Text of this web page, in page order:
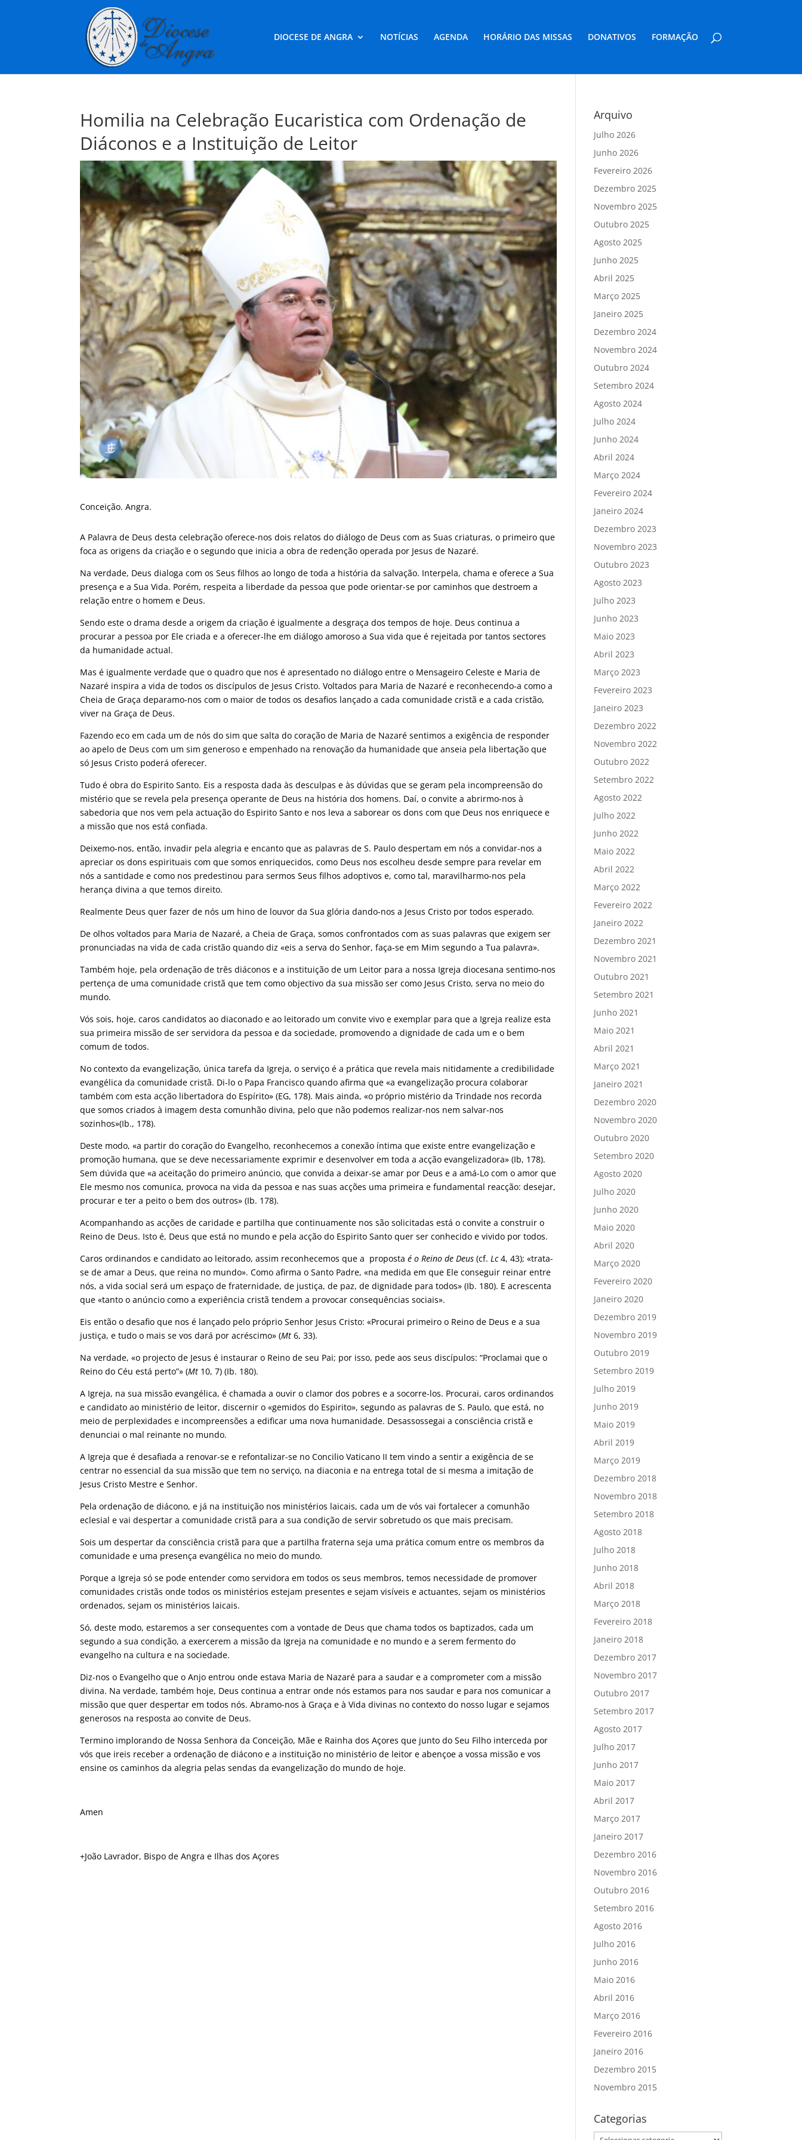
DIOCESE DE ANGRA NOTÍCIAS AGENDA HORÁRIO DAS MISSAS DONATIVOS FORMAÇÃO
Homilia na Celebração Eucaristica com Ordenação de
Diáconos e a Instituição de Leitor
Conceição. Angra.
A Palavra de Deus desta celebração oferece-nos dois relatos do diálogo de Deus com as Suas criaturas, o primeiro que
foca as origens da criação e o segundo que inicia a obra de redenção operada por Jesus de Nazaré.
Na verdade, Deus dialoga com os Seus filhos ao longo de toda a história da salvação. Interpela, chama e oferece a Sua
presença e a Sua Vida. Porém, respeita a liberdade da pessoa que pode orientar-se por caminhos que destroem a
relação entre o homem e Deus.
Sendo este o drama desde a origem da criação é igualmente a desgraça dos tempos de hoje. Deus continua a
procurar a pessoa por Ele criada e a oferecer-lhe em diálogo amoroso a Sua vida que é rejeitada por tantos sectores
da humanidade actual.
Mas é igualmente verdade que o quadro que nos é apresentado no diálogo entre o Mensageiro Celeste e Maria de
Nazaré inspira a vida de todos os discípulos de Jesus Cristo. Voltados para Maria de Nazaré e reconhecendo-a como a
Cheia de Graça deparamo-nos com o maior de todos os desafios lançado a cada comunidade cristã e a cada cristão,
viver na Graça de Deus.
Fazendo eco em cada um de nós do sim que salta do coração de Maria de Nazaré sentimos a exigência de responder
ao apelo de Deus com um sim generoso e empenhado na renovação da humanidade que anseia pela libertação que
só Jesus Cristo poderá oferecer.
Tudo é obra do Espirito Santo. Eis a resposta dada às desculpas e às dúvidas que se geram pela incompreensão do
mistério que se revela pela presença operante de Deus na história dos homens. Daí, o convite a abrirmo-nos à
sabedoria que nos vem pela actuação do Espirito Santo e nos leva a saborear os dons com que Deus nos enriquece e
a missão que nos está confiada.
Deixemo-nos, então, invadir pela alegria e encanto que as palavras de S. Paulo despertam em nós a convidar-nos a
apreciar os dons espirituais com que somos enriquecidos, como Deus nos escolheu desde sempre para revelar em
nós a santidade e como nos predestinou para sermos Seus filhos adoptivos e, como tal, maravilharmo-nos pela
herança divina a que temos direito.
Realmente Deus quer fazer de nós um hino de louvor da Sua glória dando-nos a Jesus Cristo por todos esperado.
De olhos voltados para Maria de Nazaré, a Cheia de Graça, somos confrontados com as suas palavras que exigem ser
pronunciadas na vida de cada cristão quando diz «eis a serva do Senhor, faça-se em Mim segundo a Tua palavra».
Também hoje, pela ordenação de três diáconos e a instituição de um Leitor para a nossa Igreja diocesana sentimo-nos
pertença de uma comunidade cristã que tem como objectivo da sua missão ser como Jesus Cristo, serva no meio do
mundo.
Vós sois, hoje, caros candidatos ao diaconado e ao leitorado um convite vivo e exemplar para que a Igreja realize esta
sua primeira missão de ser servidora da pessoa e da sociedade, promovendo a dignidade de cada um e o bem
comum de todos.
No contexto da evangelização, única tarefa da Igreja, o serviço é a prática que revela mais nitidamente a credibilidade
evangélica da comunidade cristã. Di-lo o Papa Francisco quando afirma que «a evangelização procura colaborar
também com esta acção libertadora do Espírito» (EG, 178). Mais ainda, «o próprio mistério da Trindade nos recorda
que somos criados à imagem desta comunhão divina, pelo que não podemos realizar-nos nem salvar-nos
sozinhos»(Ib., 178).
Deste modo, «a partir do coração do Evangelho, reconhecemos a conexão íntima que existe entre evangelização e
promoção humana, que se deve necessariamente exprimir e desenvolver em toda a acção evangelizadora» (Ib, 178).
Sem dúvida que «a aceitação do primeiro anúncio, que convida a deixar-se amar por Deus e a amá-Lo com o amor que
Ele mesmo nos comunica, provoca na vida da pessoa e nas suas acções uma primeira e fundamental reacção: desejar,
procurar e ter a peito o bem dos outros» (Ib. 178).
Acompanhando as acções de caridade e partilha que continuamente nos são solicitadas está o convite a construir o
Reino de Deus. Isto é, Deus que está no mundo e pela acção do Espirito Santo quer ser conhecido e vivido por todos.
Caros ordinandos e candidato ao leitorado, assim reconhecemos que a propostaé o Reino de Deus (cf.Lc4, 43); «trata-
se de amar a Deus, que reina no mundo». Como afirma o Santo Padre, «na medida em que Ele conseguir reinar entre
nós, a vida social será um espaço de fraternidade, de justiça, de paz, de dignidade para todos» (Ib. 180). E acrescenta
que «tanto o anúncio como a experiência cristã tendem a provocar consequências sociais».
Eis então o desafio que nos é lançado pelo próprio Senhor Jesus Cristo: «Procurai primeiro o Reino de Deus e a sua
justiça, e tudo o mais se vos dará por acréscimo» (Mt 6, 33).
Na verdade, «o projecto de Jesus é instaurar o Reino de seu Pai; por isso, pede aos seus discípulos: “Proclamai que o
Reino do Céu está perto”» (Mt 10, 7) (Ib. 180).
A Igreja, na sua missão evangélica, é chamada a ouvir o clamor dos pobres e a socorre-los. Procurai, caros ordinandos
e candidato ao ministério de leitor, discernir o «gemidos do Espirito», segundo as palavras de S. Paulo, que está, no
meio de perplexidades e incompreensões a edificar uma nova humanidade. Desassossegai a consciência cristã e
denunciai o mal reinante no mundo.
A Igreja que é desafiada a renovar-se e refontalizar-se no Concilio Vaticano II tem vindo a sentir a exigência de se
centrar no essencial da sua missão que tem no serviço, na diaconia e na entrega total de si mesma a imitação de
Jesus Cristo Mestre e Senhor.
Pela ordenação de diácono, e já na instituição nos ministérios laicais, cada um de vós vai fortalecer a comunhão
eclesial e vai despertar a comunidade cristã para a sua condição de servir sobretudo os que mais precisam.
Sois um despertar da consciência cristã para que a partilha fraterna seja uma prática comum entre os membros da
comunidade e uma presença evangélica no meio do mundo.
Porque a Igreja só se pode entender como servidora em todos os seus membros, temos necessidade de promover
comunidades cristãs onde todos os ministérios estejam presentes e sejam visíveis e actuantes, sejam os ministérios
ordenados, sejam os ministérios laicais.
Só, deste modo, estaremos a ser consequentes com a vontade de Deus que chama todos os baptizados, cada um
segundo a sua condição, a exercerem a missão da Igreja na comunidade e no mundo e a serem fermento do
evangelho na cultura e na sociedade.
Diz-nos o Evangelho que o Anjo entrou onde estava Maria de Nazaré para a saudar e a comprometer com a missão
divina. Na verdade, também hoje, Deus continua a entrar onde nós estamos para nos saudar e para nos comunicar a
missão que quer despertar em todos nós. Abramo-nos à Graça e à Vida divinas no contexto do nosso lugar e sejamos
generosos na resposta ao convite de Deus.
Termino implorando de Nossa Senhora da Conceição, Mãe e Rainha dos Açores que junto do Seu Filho interceda por
vós que ireis receber a ordenação de diácono e a instituição no ministério de leitor e abençoe a vossa missão e vos
ensine os caminhos da alegria pelas sendas da evangelização do mundo de hoje.
Amen
+João Lavrador, Bispo de Angra e Ilhas dos Açores
Arquivo
Julho 2026
Junho 2026
Fevereiro 2026
Dezembro 2025
Novembro 2025
Outubro 2025
Agosto 2025
Junho 2025
Abril 2025
Março 2025
Janeiro 2025
Dezembro 2024
Novembro 2024
Outubro 2024
Setembro 2024
Agosto 2024
Julho 2024
Junho 2024
Abril 2024
Março 2024
Fevereiro 2024
Janeiro 2024
Dezembro 2023
Novembro 2023
Outubro 2023
Agosto 2023
Julho 2023
Junho 2023
Maio 2023
Abril 2023
Março 2023
Fevereiro 2023
Janeiro 2023
Dezembro 2022
Novembro 2022
Outubro 2022
Setembro 2022
Agosto 2022
Julho 2022
Junho 2022
Maio 2022
Abril 2022
Março 2022
Fevereiro 2022
Janeiro 2022
Dezembro 2021
Novembro 2021
Outubro 2021
Setembro 2021
Junho 2021
Maio 2021
Abril 2021
Março 2021
Janeiro 2021
Dezembro 2020
Novembro 2020
Outubro 2020
Setembro 2020
Agosto 2020
Julho 2020
Junho 2020
Maio 2020
Abril 2020
Março 2020
Fevereiro 2020
Janeiro 2020
Dezembro 2019
Novembro 2019
Outubro 2019
Setembro 2019
Julho 2019
Junho 2019
Maio 2019
Abril 2019
Março 2019
Dezembro 2018
Novembro 2018
Setembro 2018
Agosto 2018
Julho 2018
Junho 2018
Abril 2018
Março 2018
Fevereiro 2018
Janeiro 2018
Dezembro 2017
Novembro 2017
Outubro 2017
Setembro 2017
Agosto 2017
Julho 2017
Junho 2017
Maio 2017
Abril 2017
Março 2017
Janeiro 2017
Dezembro 2016
Novembro 2016
Outubro 2016
Setembro 2016
Agosto 2016
Julho 2016
Junho 2016
Maio 2016
Abril 2016
Março 2016
Fevereiro 2016
Janeiro 2016
Dezembro 2015
Novembro 2015
Categorias